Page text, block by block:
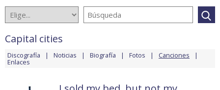
Capital cities
Discografía Noticias Biografía Fotos Canciones
Enlaces